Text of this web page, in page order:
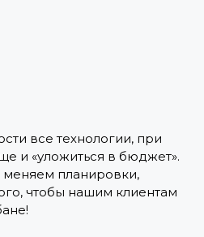
все технологии, при
и «уложиться в бюджет».
планировки,
чтобы нашим клиентам